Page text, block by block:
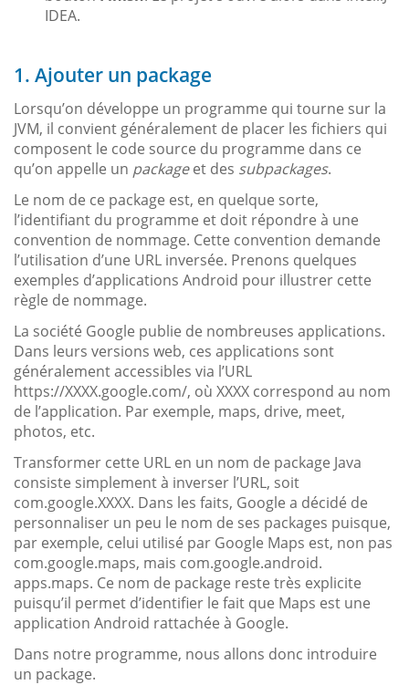
IDEA.
1. Ajouter un package
Lorsqu’on développe un programme qui tourne sur la
JVM, il convient généralement de placer les fichiers qui
composent le code source du programme dans ce
qu’on appelle un packageet des subpackages.
Le nom de ce package est, en quelque sorte,
l’identifiant du programme et doit répondre à une
convention de nommage. Cette convention demande
l’utilisation d’une URL inversée. Prenons quelques
exemples d’applications Android pour illustrer cette
règle de nommage.
La société Google publie de nombreuses applications.
Dans leurs versions web, ces applications sont
généralement accessibles via l’URL
https://XXXX.google.com/, où XXXX correspond au nom
de l’application. Par exemple, maps, drive, meet,
photos, etc.
Transformer cette URL en un nom de package Java
consiste simplement à inverser l’URL, soit
com.google.XXXX. Dans les faits, Google a décidé de
personnaliser un peu le nom de ses packages puisque,
par exemple, celui utilisé par Google Maps est, non pas
com.google.maps, mais com.google.android.
apps.maps. Ce nom de package reste très explicite
puisqu’il permet d’identifier le fait que Maps est une
application Android rattachée à Google.
Dans notre programme, nous allons donc introduire
un package.